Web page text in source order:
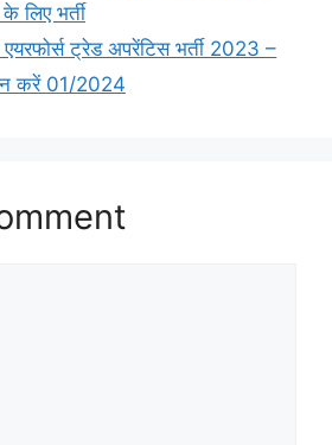
लिए भर्ती
ट्रेड अपरेंटिस भर्ती 2023 –
करें 01/2024